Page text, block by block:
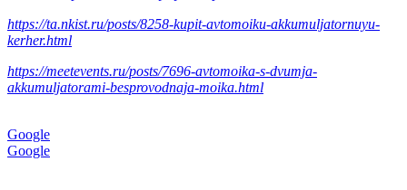
https://ta.nkist.ru/posts/8258-kupit-avtomoiku-akkumuljatornuyu-
kerher.html
https://meetevents.ru/posts/7696-avtomoika-s-dvumja-
akkumuljatorami-besprovodnaja-moika.html
Google
Google